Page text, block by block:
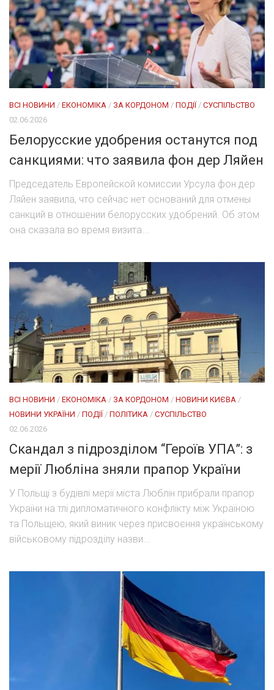
ВСІ НОВИНИ / ЕКОНОМІКА / ЗА КОРДОНОМ / ПОДІЇ / СУСПІЛЬСТВО
02.06.2026
Белорусские удобрения останутся под
санкциями: что заявила фон дер Ляйен
Председатель Европейской комиссии Урсула фон дер
Ляйен заявила, что сейчас нет оснований для отмены
санкций в отношении белорусских удобрений. Об этом
она сказала во время визита...
ВСІ НОВИНИ / ЕКОНОМІКА / ЗА КОРДОНОМ / НОВИНИ КИЄВА /
НОВИНИ УКРАЇНИ / ПОДІЇ / ПОЛІТИКА / СУСПІЛЬСТВО
02.06.2026
Скандал з підрозділом “Героїв УПА”: з
мерії Любліна зняли прапор України
У Польщі з будівлі мерії міста Люблін прибрали прапор
України на тлі дипломатичного конфлікту між Україною
та Польщею, який виник через присвоєння українському
військовому підрозділу назви...